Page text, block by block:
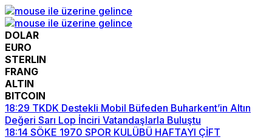
DOLAR
EURO
STERLIN
FRANG
ALTIN
BITCOIN
18:29 TKDK Destekli Mobil Büfeden Buharkent’in Altın
Değeri Sarı Lop İnciri Vatandaşlarla Buluştu
18:14 SÖKE 1970 SPOR KULÜBÜ HAFTAYI ÇİFT